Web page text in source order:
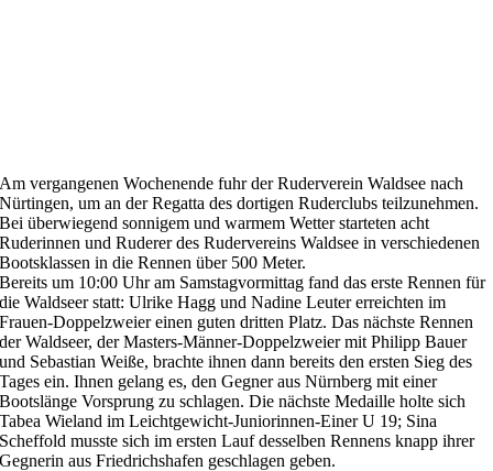
Am vergangenen Wochenende fuhr der Ruderverein Waldsee nach
Nürtingen, um an der Regatta des dortigen Ruderclubs teilzunehmen.
Bei überwiegend sonnigem und warmem Wetter starteten acht
Ruderinnen und Ruderer des Rudervereins Waldsee in verschiedenen
Bootsklassen in die Rennen über 500 Meter.
Bereits um 10:00 Uhr am Samstagvormittag fand das erste Rennen für
die Waldseer statt: Ulrike Hagg und Nadine Leuter erreichten im
Frauen-Doppelzweier einen guten dritten Platz. Das nächste Rennen
der Waldseer, der Masters-Männer-Doppelzweier mit Philipp Bauer
und Sebastian Weiße, brachte ihnen dann bereits den ersten Sieg des
Tages ein. Ihnen gelang es, den Gegner aus Nürnberg mit einer
Bootslänge Vorsprung zu schlagen. Die nächste Medaille holte sich
Tabea Wieland im Leichtgewicht-Juniorinnen-Einer U 19; Sina
Scheffold musste sich im ersten Lauf desselben Rennens knapp ihrer
Gegnerin aus Friedrichshafen geschlagen geben.